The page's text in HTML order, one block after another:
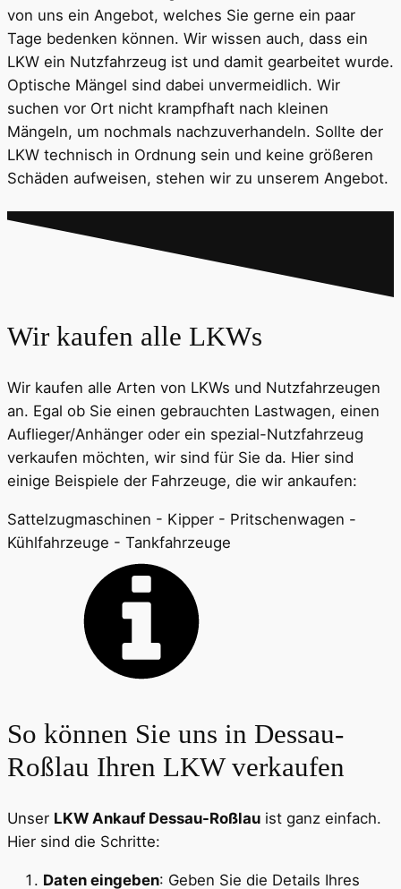
von uns ein Angebot, welches Sie gerne ein paar
Tage bedenken können. Wir wissen auch, dass ein
LKW ein Nutzfahrzeug ist und damit gearbeitet wurde.
Optische Mängel sind dabei unvermeidlich. Wir
suchen vor Ort nicht krampfhaft nach kleinen
Mängeln, um nochmals nachzuverhandeln. Sollte der
LKW technisch in Ordnung sein und keine größeren
Schäden aufweisen, stehen wir zu unserem Angebot.
Wir kaufen alle LKWs
Wir kaufen alle Arten von LKWs und Nutzfahrzeugen
an. Egal ob Sie einen gebrauchten Lastwagen, einen
Auflieger/Anhänger oder ein spezial-Nutzfahrzeug
verkaufen möchten, wir sind für Sie da. Hier sind
einige Beispiele der Fahrzeuge, die wir ankaufen:
Sattelzugmaschinen - Kipper - Pritschenwagen -
Kühlfahrzeuge - Tankfahrzeuge
So können Sie uns in Dessau-
Roßlau Ihren LKW verkaufen
Unser LKW Ankauf Dessau-Roßlau ist ganz einfach.
Hier sind die Schritte:
Daten eingeben: Geben Sie die Details Ihres